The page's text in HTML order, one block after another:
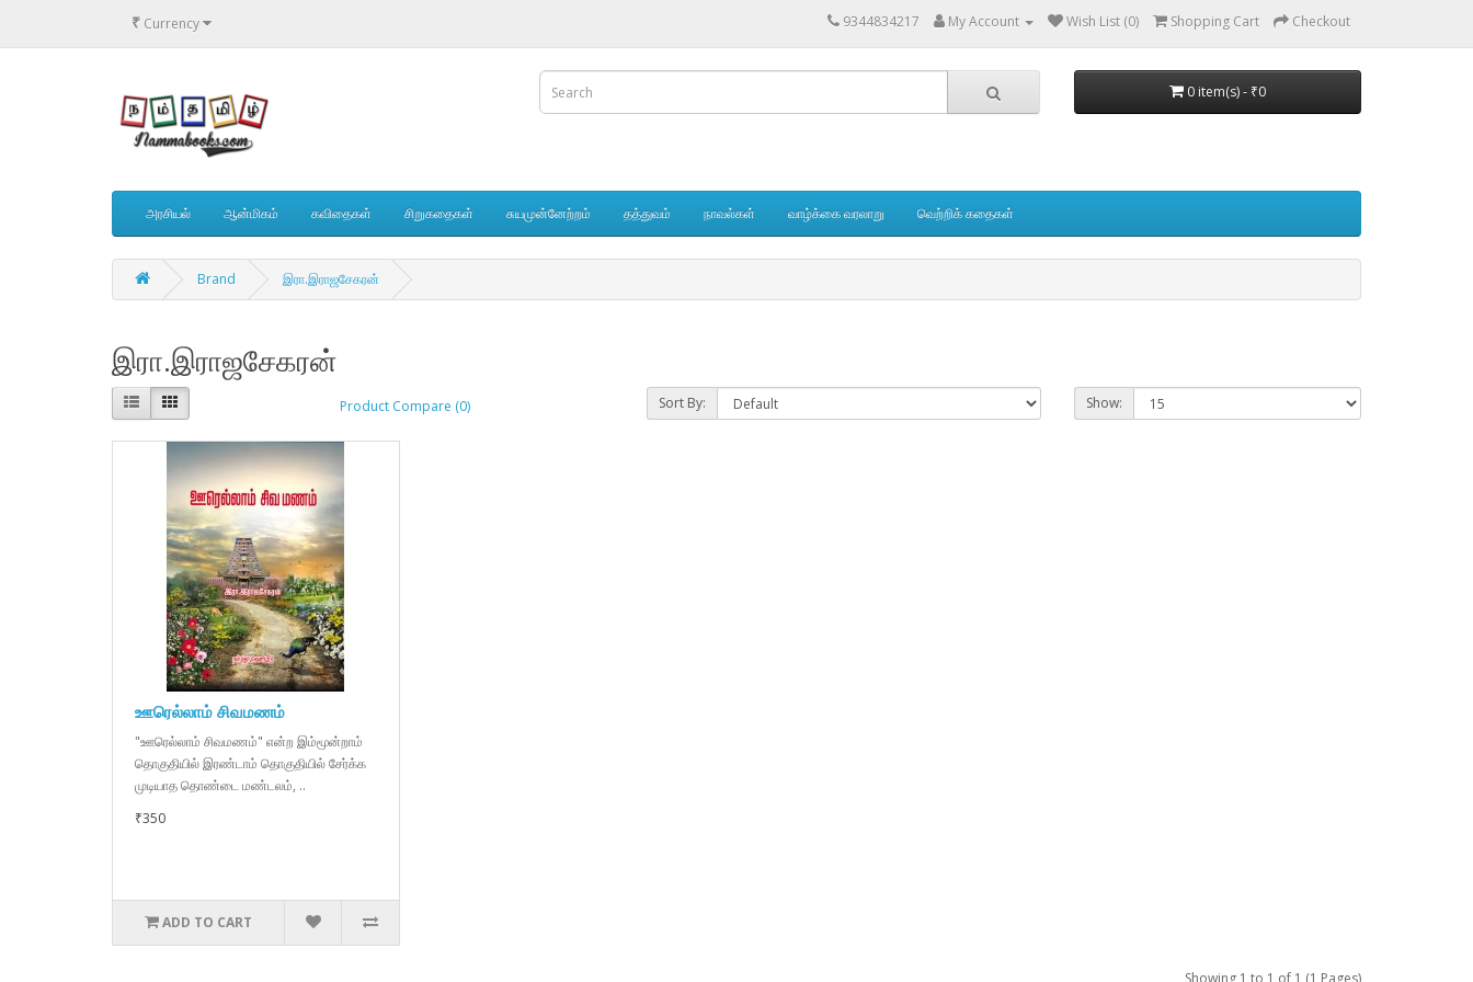
₹ Currency 9344834217 My Account Wish List (0) Shopping Cart Checkout
0 item(s) - ₹0
அரசியல் ஆன்மிகம் கவிதைகள் சிறுகதைகள் சுயமுன்னேற்றம் தத்துவம் நாவல்கள் வாழ்க்கை வரலாறு வெற்றிக் கதைகள்
Brand இரா.இராஜசேகரன்
இரா.இராஜசேகரன்
Product Compare (0) Sort By: Show:
ஊரெல்லாம் சிவமணம்
"ஊரெல்லாம் சிவமணம்" என்ற இம்மூன்றாம்
தொகுதியில் இரண்டாம் தொகுதியில் சேர்க்க
முடியாத தொண்டை மண்டலம், ..
₹350
ADD TO CART
Showing 1 to 1 of 1 (1 Pages)